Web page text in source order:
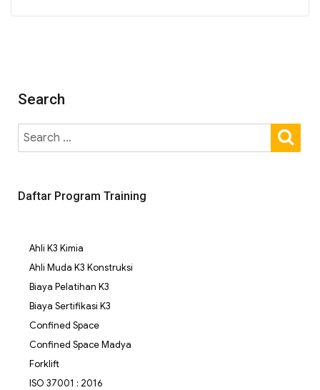
Search
Daftar Program Training
Ahli K3 Kimia
Ahli Muda K3 Konstruksi
Biaya Pelatihan K3
Biaya Sertifikasi K3
Confined Space
Confined Space Madya
Forklift
ISO 37001 : 2016